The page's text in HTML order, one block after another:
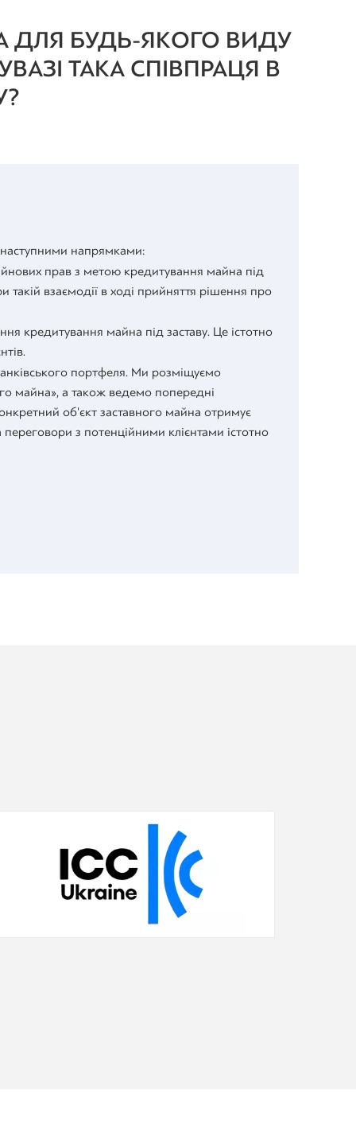
ДЛЯ БУДЬ-ЯКОГО ВИДУ
ТАКА СПІВПРАЦЯ В
напрямками:
прав з метою кредитування майна під
взаємодії в ході прийняття рішення про
кредитування майна під заставу. Це істотно
портфеля. Ми розміщуємо
майна», а також ведемо попередні
об'єкт заставного майна отримує
з потенційними клієнтами істотно